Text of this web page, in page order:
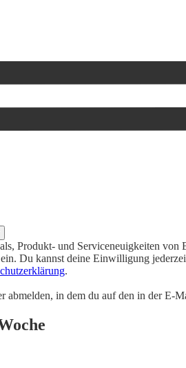
Produkt- und Serviceneuigkeiten
Du kannst deine Einwilligung
.
abmelden, in dem du auf den in der E-